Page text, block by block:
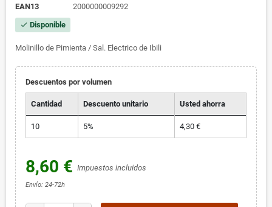
EAN13
2000000009292
check Disponible
Molinillo de Pimienta / Sal. Electrico de Ibili
Descuentos por volumen
Cantidad Descuento unitario Usted ahorra
10 5% 4,30 €
8,60 € Impuestos incluidos
Envío: 24-72h